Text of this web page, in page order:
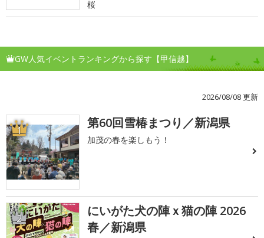
桜
GW人気イベントランキングから探す【甲信越】
2026/08/08 更新
1 第60回雪椿まつり／新潟県
加茂の春を楽しもう！
2
にいがた犬の陣ｘ猫の陣 2026
春／新潟県